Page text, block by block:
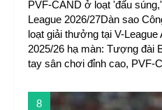
PVF-CAND ở loạt 'đấu
League 2026/27Dàn sao
loạt giải thưởng tại V-League
2025/26 hạ màn: Tượng đài
tay sân chơi đỉnh cao, PVF-
8